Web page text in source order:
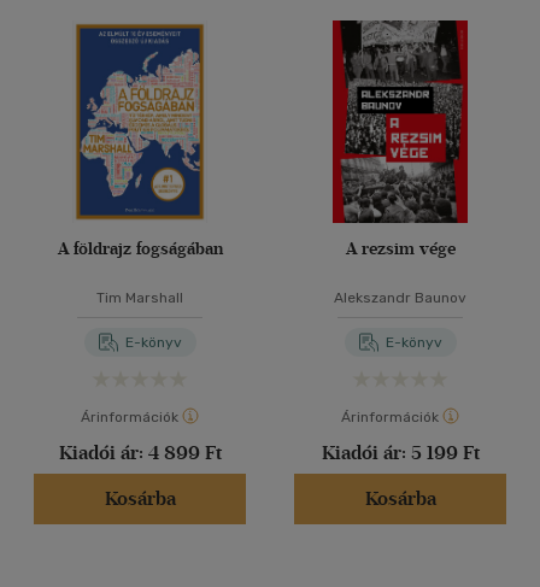
A földrajz fogságában
Tim Marshall
E-könyv
Árinformációk
Kiadói ár: 4 899 Ft
Kosárba
A rezsim vége
Alekszandr Baunov
E-könyv
Árinformációk
Kiadói ár: 5 199 Ft
Kosárba